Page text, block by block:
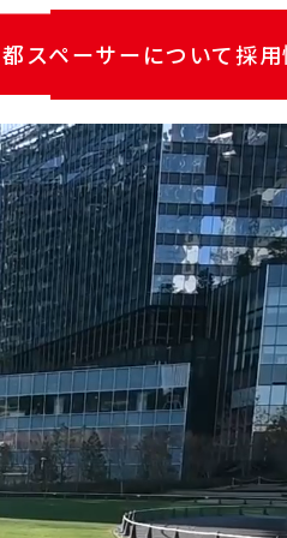
スペーサーについて採